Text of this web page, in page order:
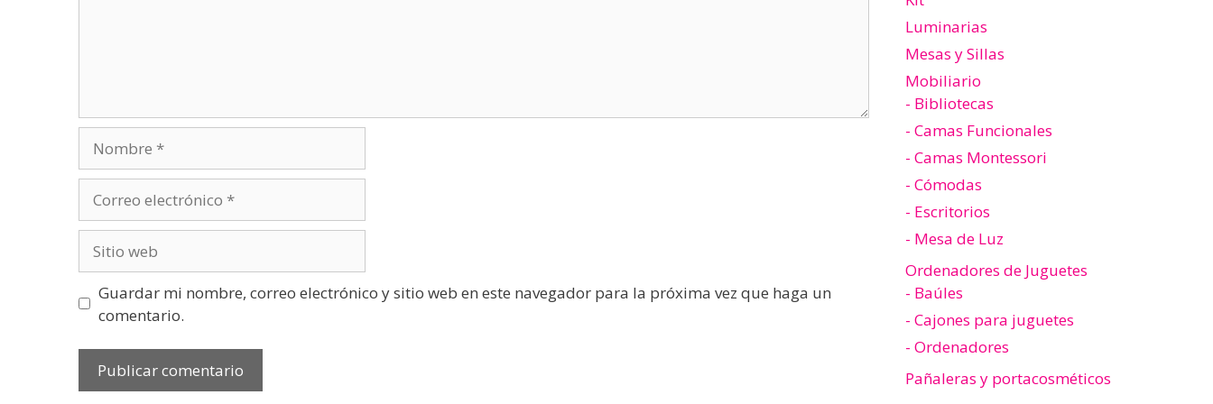
electrónico
web
Guardar mi nombre, correo electrónico y sitio web en este navegador para la próxima vez que haga un
comentario.
Luminarias
Mesas y Sillas
Mobiliario
- Bibliotecas
- Camas Funcionales
- Camas Montessori
- Cómodas
- Escritorios
- Mesa de Luz
Ordenadores de Juguetes
- Baúles
- Cajones para juguetes
- Ordenadores
Pañaleras y portacosméticos